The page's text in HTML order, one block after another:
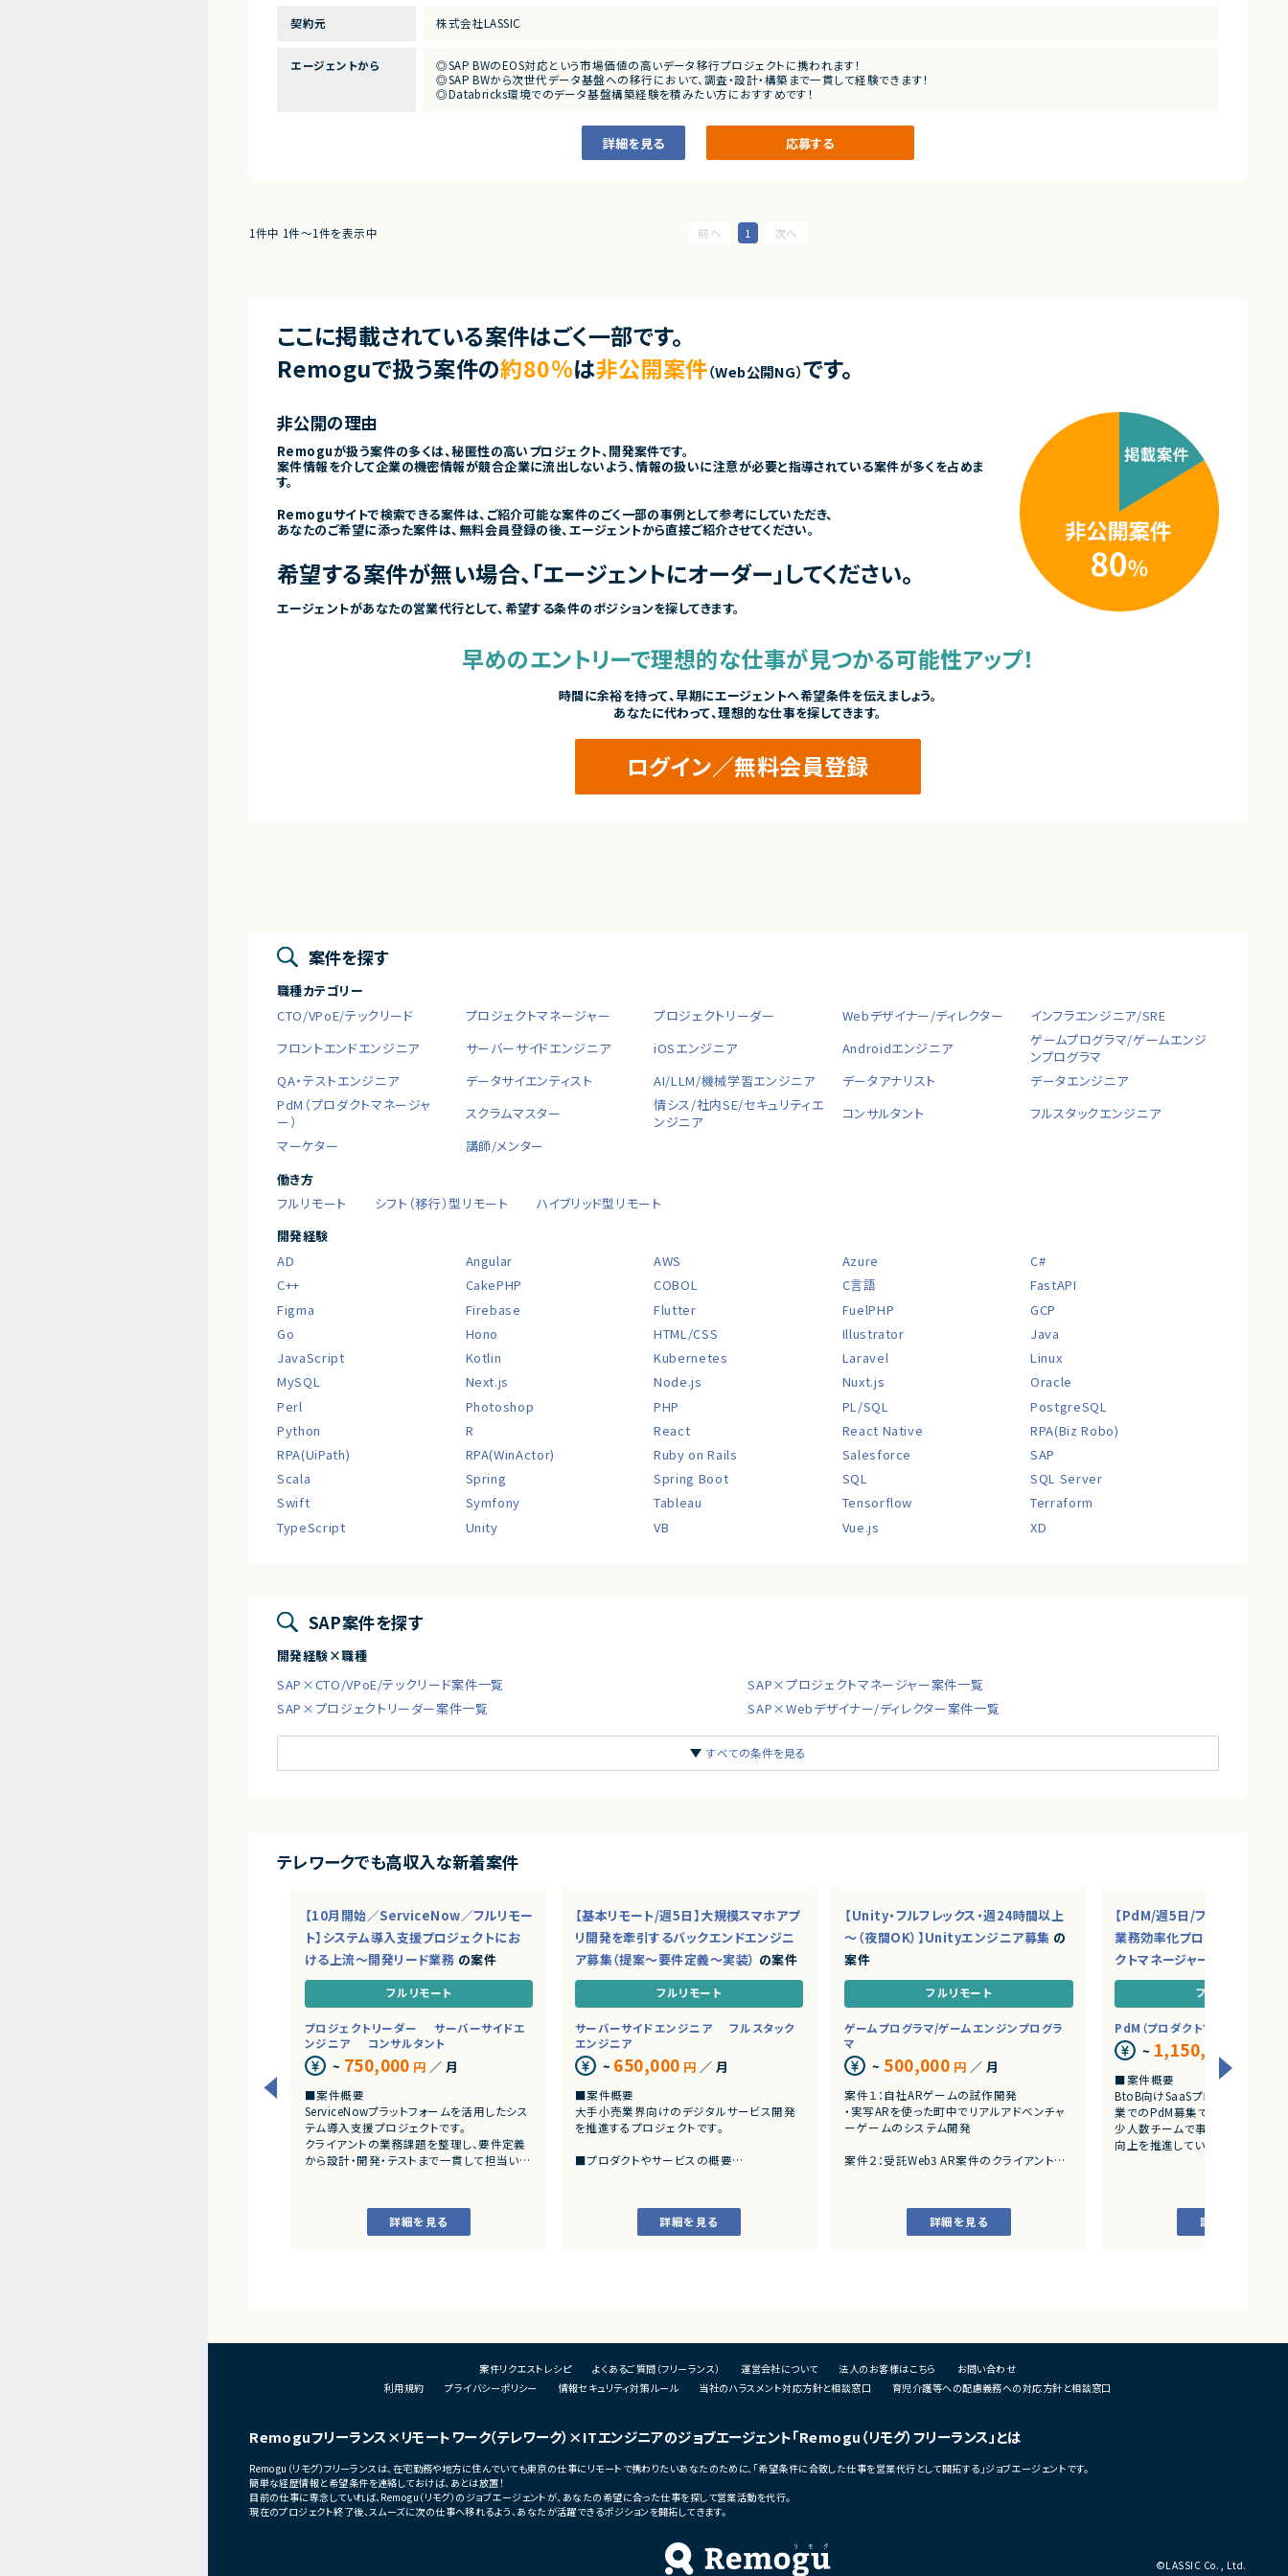
・フルリモート勤務 （初日のみ目黒へ出社）
契約元 株式会社LASSIC
エージェントから
◎SAP BWのEOS対応という市場価値の高いデータ移行プロジェクトに携われます！
◎SAP BWから次世代データ基盤への移行において、調査・設計・構築まで一貫して経験できます！
◎Databricks環境でのデータ基盤構築経験を積みたい方におすすめです！
詳細を見る 応募する
1件中 1件〜1件を表示中 1
ここに掲載されている案件はごく一部です。
Remoguで扱う案件の約80％は非公開案件（Web公開NG）です。
非公開の理由
Remoguが扱う案件の多くは、秘匿性の高いプロジェクト、開発案件です。
案件情報を介して企業の機密情報が競合企業に流出しないよう、情報の扱いに注意が必要と指導されている案件が多くを占めま
す。
Remoguサイトで検索できる案件は、ご紹介可能な案件のごく一部の事例として参考にしていただき、
あなたのご希望に添った案件は、無料会員登録の後、エージェントから直接ご紹介させてください。
希望する案件が無い場合、「エージェントにオーダー」してください。
エージェントがあなたの営業代行として、希望する条件のポジションを探してきます。
早めのエントリーで理想的な仕事が見つかる可能性アップ！
時間に余裕を持って、早期にエージェントへ希望条件を伝えましょう。
あなたに代わって、理想的な仕事を探してきます。
ログイン／無料会員登録
案件を探す
職種カテゴリー
CTO/VPoE/テックリード
プロジェクトマネージャー プロジェクトリーダー Webデザイナー/ディレクター
インフラエンジニア/SRE
フロントエンドエンジニア
サーバーサイドエンジニア iOSエンジニア Androidエンジニア
ゲームプログラマ/ゲームエンジ
ンプログラマ
QA・テストエンジニア
データサイエンティスト AI/LLM/機械学習エンジニア データアナリスト
データエンジニア
PdM（プロダクトマネージャ
ー）
スクラムマスター
情シス/社内SE/セキュリティエ
ンジニア
コンサルタント
フルスタックエンジニア
マーケター
講師/メンター
働き方
フルリモート
シフト（移行）型リモート
ハイブリッド型リモート
開発経験
AD
Angular AWS Azure
C#
C++
CakePHP COBOL C言語
FastAPI
Figma
Firebase Flutter FuelPHP
GCP
Go
Hono HTML/CSS Illustrator
Java
JavaScript
Kotlin Kubernetes Laravel
Linux
MySQL
Next.js Node.js Nuxt.js
Oracle
Perl
Photoshop PHP PL/SQL
PostgreSQL
Python
R React React Native
RPA(Biz Robo)
RPA(UiPath)
RPA(WinActor) Ruby on Rails Salesforce
SAP
Scala
Spring Spring Boot SQL
SQL Server
Swift
Symfony Tableau Tensorflow
Terraform
TypeScript
Unity VB Vue.js XD
SAP案件を探す
開発経験×職種
SAP×CTO/VPoE/テックリード案件一覧
SAP×プロジェクトマネージャー案件一覧
SAP×プロジェクトリーダー案件一覧
SAP×Webデザイナー/ディレクター案件一覧
SAP×インフラエンジニア/SRE案件一覧
SAP×フロントエンドエンジニア案件一覧
SAP×iOSエンジニア案件一覧
SAP×データエンジニア案件一覧
SAP×マーケター案件一覧
SAP×講師/メンター案件一覧
開発経験×働き方
SAP×フルリモート案件一覧
SAP×シフト（移行）型リモート案件一覧
SAP×ハイブリッド型リモート案件一覧
開発経験×月収
SAP×月収30万円以上案件一覧
SAP×月収40万円以上案件一覧
SAP×月収50万円以上案件一覧
SAP×月収60万円以上案件一覧
SAP×月収70万円以上案件一覧
SAP×月収80万円以上案件一覧
SAP×月収90万円以上案件一覧
SAP×月収100万円以上案件一覧
SAP×時給1000円以上案件一覧
SAP×時給2000円以上案件一覧
SAP×時給3000円以上案件一覧
SAP×時給4000円以上案件一覧
すべての条件を見る
テレワークでも高収入な新着案件
【10月開始／ServiceNow／フルリモー
ト】システム導入支援プロジェクトにお
ける上流～開発リード業務 の案件
フルリモート
プロジェクトリーダー
サーバーサイドエ
ンジニア
コンサルタント
~ 750,000 円 ／ 月
■案件概要
ServiceNowプラットフォームを活用したシス
テム導入支援プロジェクトです。
クライアントの業務課題を整理し、要件定義
から設計・開発・テストまで一貫して担当いた
・顧客との要件ヒアリングおよび要件定義
ニケーションあり
■募集背景
プロジェクト拡大に伴う増員募集
詳細を見る
【基本リモート/週5日】大規模スマホアプ
リ開発を牽引するバックエンドエンジニ
ア募集（提案～要件定義～実装） の案件
フルリモート
サーバーサイドエンジニア
フルスタック
エンジニア
~ 650,000 円 ／ 月
■案件概要
大手小売業界向けのデジタルサービス開発
を推進するプロジェクトです。
■プロダクトやサービスの概要
・既にサービス稼働中であり、数ヶ月から半
・技術課題に対する検討、提案、改善推進
・ステークホルダーとの調整およびコミュニ
■募集背景
集
■担当工程
・要件定義
詳細を見る
【Unity・フルフレックス・週24時間以上
～（夜間OK）】Unityエンジニア募集 の
案件
フルリモート
ゲームプログラマ/ゲームエンジンプログラ
マ
~ 500,000 円 ／ 月
案件１：自社ARゲームの試作開発
・実写ARを使った町中でリアルアドベンチャ
ーゲームのシステム開発
案件２：受託Web3 AR案件のクライアント開
詳細を見る
【PdM/週5日/フルリモ】AI・
業務効率化プロダクトを推進
クトマネージャー募集
フルリモート
PdM（プロダクトマネージャー）
~ 1,150,000
■案件概要
BtoB向けSaaSプロダクトを展開
業でのPdM募集です。
少人数チームで事業成長とプロ
向上を推進しています。
・ワークフロー管理サービス
・業務管理サービス
・開発からリリース後の改善施策
・仕様設計
詳細を見る
案件リクエストレシピ よくあるご質問（フリーランス） 運営会社について 法人のお客様はこちら
お問い合わせ
利用規約
プライバシーポリシー 情報セキュリティ対策ルール 当社のハラスメント対応方針と相談窓口 育児介護等への配慮義務への対応方針と相談窓口
Remoguフリーランス×リモートワーク（テレワーク） ×ITエンジニアのジョブエージェント「Remogu（リモグ）フリーランス」とは
Remogu（リモグ）フリーランスは、在宅勤務や地方に住んでいても東京の仕事にリモートで携わりたいあなたのために、「希望条件に合致した仕事を営業代行として開拓する」ジョブエージェントです。
簡単な経歴情報と希望条件を連絡しておけば、あとは放置！
目前の仕事に専念していれば、Remogu（リモグ）のジョブエージェントが、あなたの希望に合った仕事を探して営業活動を代行。
現在のプロジェクト終了後、スムーズに次の仕事へ移れるよう、あなたが活躍できるポジションを開拓してきます。
©LASSIC Co., Ltd.